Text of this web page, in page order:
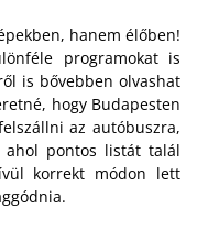
hanem élőben!
programokat is
is bővebben olvashat
hogy Budapesten
az autóbuszra,
ahol pontos listát talál
korrekt módon lett